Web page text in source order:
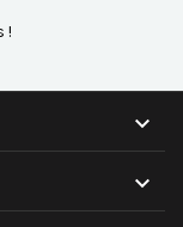
!

